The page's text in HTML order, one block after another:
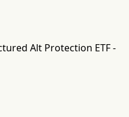
Alt Protection ETF -